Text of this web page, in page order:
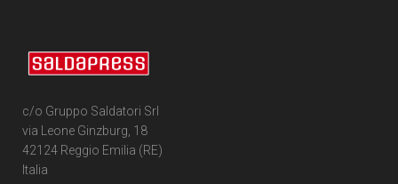
c/o Gruppo Saldatori Srl
via Leone Ginzburg, 18
42124 Reggio Emilia (RE)
Italia